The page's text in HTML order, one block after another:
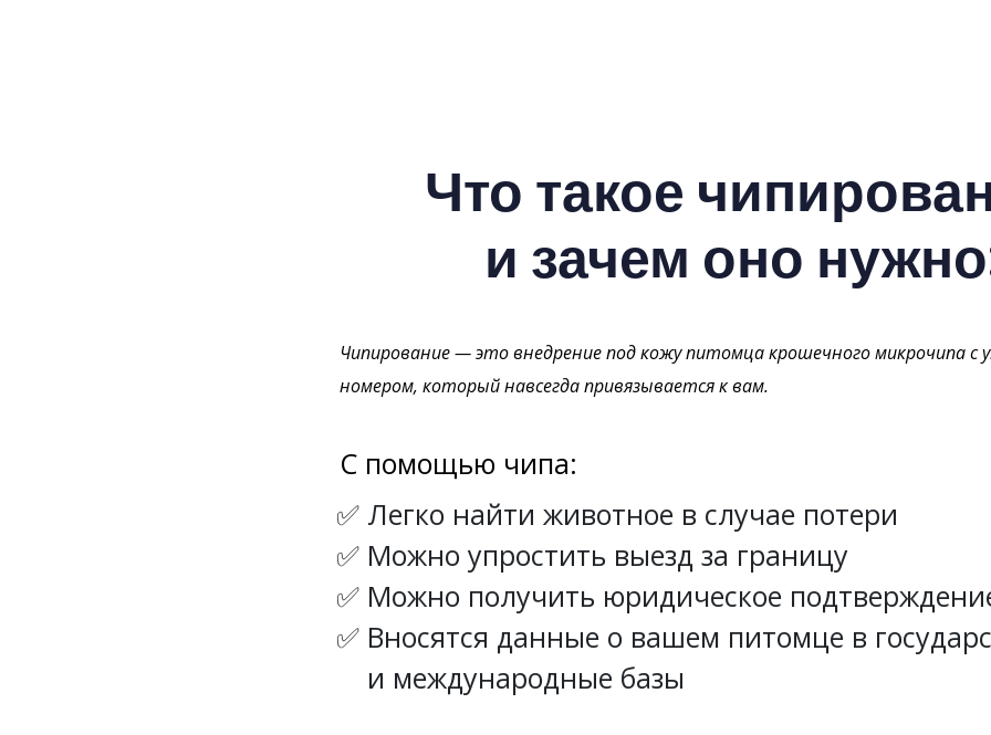
Что такое
и зачем оно
Чипирование — это внедрение под кожу питомца крошечного микрочипа с
номером, который навсегда привязывается к вам.
С помощью чипа:
Легко найти животное в случае потери
Можно упростить выезд за границу
Можно получить юридическое
Вносятся данные о вашем питомце в
и международные базы